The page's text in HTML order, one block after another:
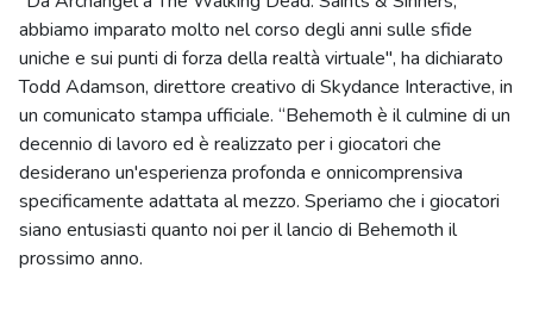
abbiamo imparato molto nel corso degli anni sulle sfide
uniche e sui punti di forza della realtà virtuale", ha dichiarato
Todd Adamson, direttore creativo di Skydance Interactive, in
un comunicato stampa ufficiale. “Behemoth è il culmine di un
decennio di lavoro ed è realizzato per i giocatori che
desiderano un'esperienza profonda e onnicomprensiva
specificamente adattata al mezzo. Speriamo che i giocatori
siano entusiasti quanto noi per il lancio di Behemoth il
prossimo anno.